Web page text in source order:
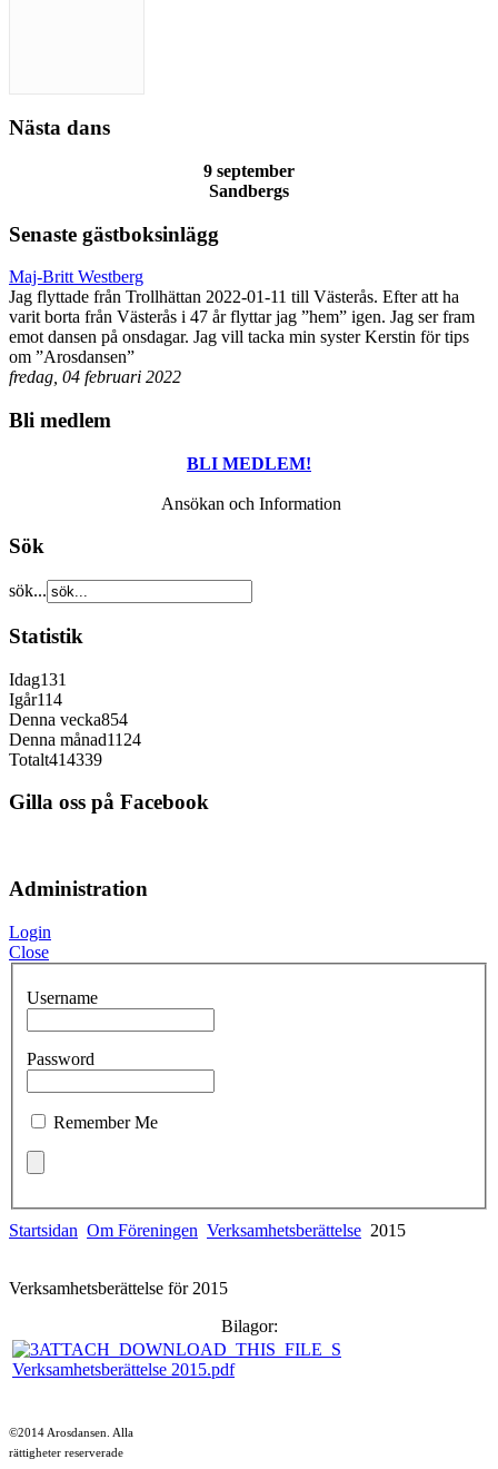
Nästa dans
9 september
Sandbergs
Senaste gästboksinlägg
Maj-Britt Westberg
Jag flyttade från Trollhättan 2022-01-11 till Västerås. Efter att ha
varit borta från Västerås i 47 år flyttar jag ”hem” igen. Jag ser fram
emot dansen på onsdagar. Jag vill tacka min syster Kerstin för tips
om ”Arosdansen”
fredag, 04 februari 2022
Bli medlem
BLI MEDLEM!
Ansökan och Information
Sök
sök...
Statistik
Idag131
Igår114
Denna vecka854
Denna månad1124
Totalt414339
Gilla oss på Facebook
Administration
Login
Close
Username
Password
Remember Me
Startsidan Om Föreningen Verksamhetsberättelse 2015
Verksamhetsberättelse för 2015
Bilagor:
Verksamhetsberättelse 2015.pdf
©2014 Arosdansen. Alla
rättigheter reserverade